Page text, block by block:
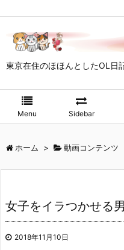
東京在住のほほんとしたOL日
Menu Sidebar
ホーム > 動画コンテンツ
女子をイラつかせる
2018年11月10日